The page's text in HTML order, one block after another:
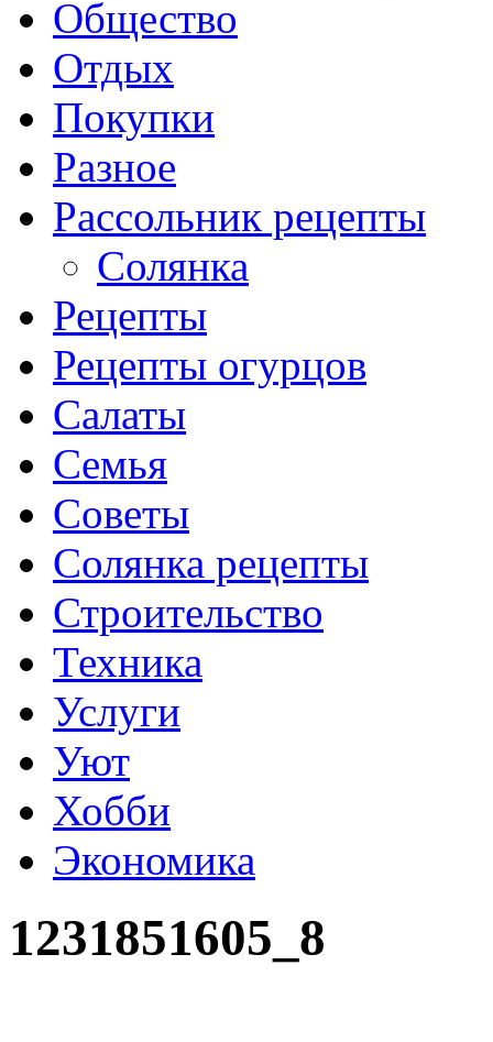
Общество
Отдых
Покупки
Разное
Рассольник рецепты
Солянка
Рецепты
Рецепты огурцов
Салаты
Семья
Советы
Солянка рецепты
Строительство
Техника
Услуги
Уют
Хобби
Экономика
1231851605_8